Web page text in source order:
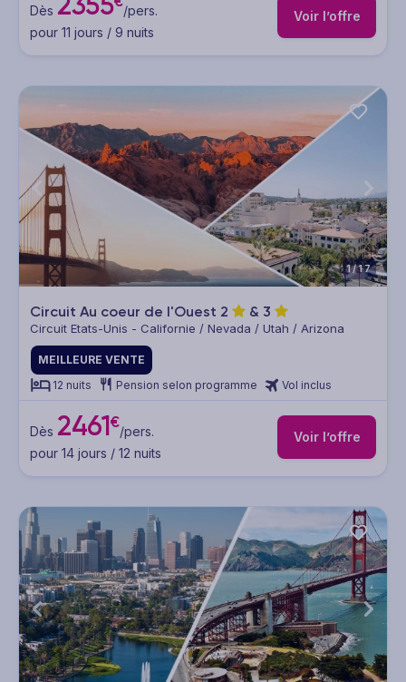
Dès
/pers.
pour 11 jours / 9 nuits
Voir l’offre
1/17
Circuit Au coeur de l'Ouest 2 & 3
Circuit Etats-Unis - Californie / Nevada / Utah / Arizona
MEILLEURE VENTE
12 nuits
Pension selon programme Vol inclus
Dès 2461€/pers.
pour 14 jours / 12 nuits
Voir l’offre